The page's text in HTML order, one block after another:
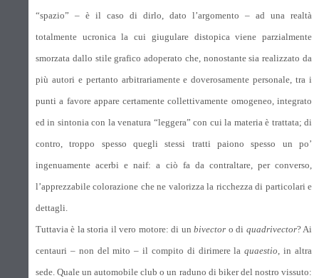
“spazio” – è il caso di dirlo, dato l’argomento – ad una realtà
totalmente ucronica la cui giugulare distopica viene parzialmente
smorzata dallo stile grafico adoperato che, nonostante sia realizzato da
più autori e pertanto arbitrariamente e doverosamente personale, tra i
punti a favore appare certamente collettivamente omogeneo, integrato
ed in sintonia con la venatura “leggera” con cui la materia è trattata; di
contro, troppo spesso quegli stessi tratti paiono spesso un po’
ingenuamente acerbi e naif: a ciò fa da contraltare, per converso,
l’apprezzabile colorazione che ne valorizza la ricchezza di particolari e
dettagli.
Tuttavia è la storia il vero motore: di unbivector o di quadrivector? Ai
centauri – non del mito – il compito di dirimere laquaestio, in altra
sede. Quale un automobile club o un raduno di biker del nostro vissuto: